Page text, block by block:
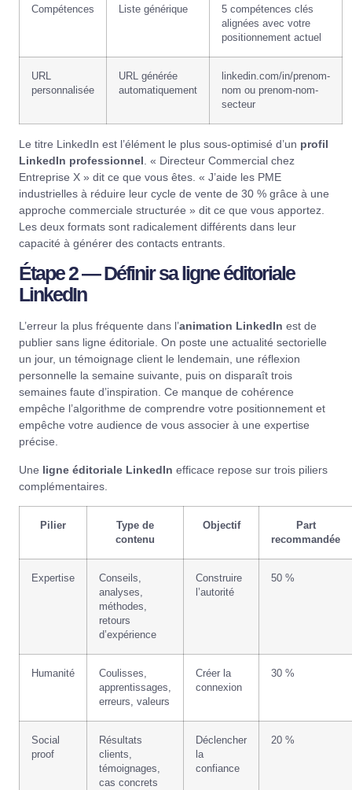
Compétences Liste générique
5 compétences clés
alignées avec votre
positionnement actuel
URL
personnalisée
URL générée
automatiquement
linkedin.com/in/prenom-
nom ou prenom-nom-
secteur
Le titre LinkedIn est l’élément le plus sous-optimisé d’un profil
LinkedIn professionnel . « Directeur Commercial chez
Entreprise X » dit ce que vous êtes. « J’aide les PME
industrielles à réduire leur cycle de vente de 30 % grâce à une
approche commerciale structurée » dit ce que vous apportez.
Les deux formats sont radicalement différents dans leur
capacité à générer des contacts entrants.
Étape 2 — Définir sa ligne éditoriale
LinkedIn
L’erreur la plus fréquente dans l’animation LinkedIn est de
publier sans ligne éditoriale. On poste une actualité sectorielle
un jour, un témoignage client le lendemain, une réflexion
personnelle la semaine suivante, puis on disparaît trois
semaines faute d’inspiration. Ce manque de cohérence
empêche l’algorithme de comprendre votre positionnement et
empêche votre audience de vous associer à une expertise
précise.
Une ligne éditoriale LinkedIn efficace repose sur trois piliers
complémentaires.
Pilier
Type de
contenu
Objectif
Part
recommandée
Expertise
Conseils,
analyses,
méthodes,
retours
d’expérience
Construire
l’autorité
50 %
Humanité
Coulisses,
apprentissages,
erreurs, valeurs
Créer la
connexion
30 %
Social
proof
Résultats
clients,
témoignages,
cas concrets
Déclencher
la
confiance
20 %